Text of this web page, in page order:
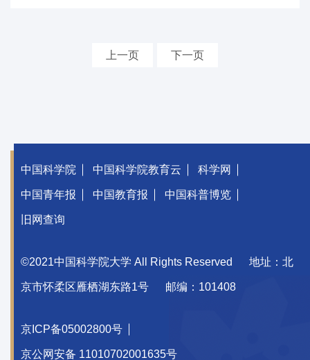
上一页 下一页
中国科学院 中国科学院教育云 科学网
中国青年报 中国教育报 中国科普博览
旧网查询
©2021中国科学院大学 All Rights Reserved 地址：北
京市怀柔区雁栖湖东路1号 邮编：101408
京ICP备05002800号
京公网安备 11010702001635号